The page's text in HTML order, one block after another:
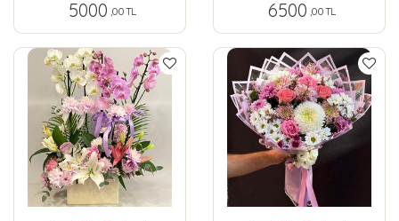
5000 ,00 TL 6500 ,00 TL